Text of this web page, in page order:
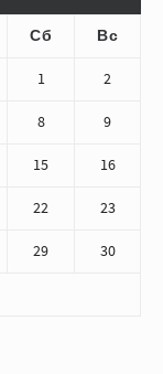
Сб Вс
1 2
8 9
15 16
22 23
29 30